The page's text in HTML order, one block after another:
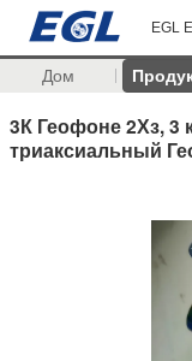
EGL
Дом
3К Геофоне 2Хз,
триаксиальный